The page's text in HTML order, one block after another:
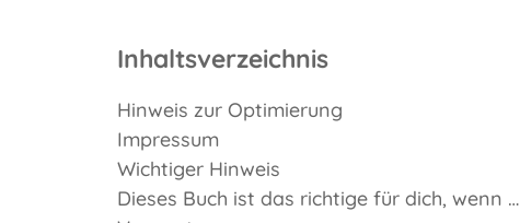
Inhaltsverzeichnis
Hinweis zur Optimierung
Impressum
Wichtiger Hinweis
Dieses Buch ist das richtige für dich, wenn …